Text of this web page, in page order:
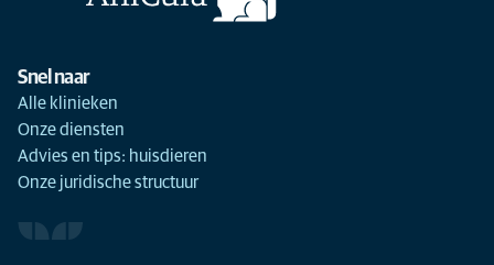
Snel naar
Alle klinieken
Onze diensten
Advies en tips: huisdieren
Onze juridische structuur